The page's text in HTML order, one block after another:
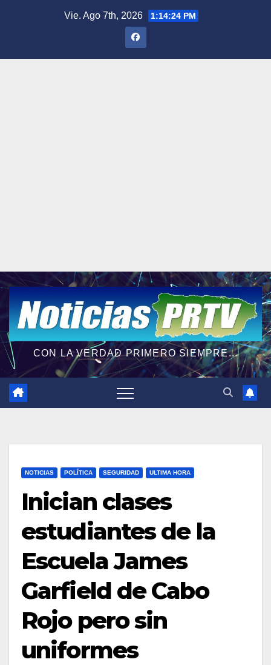
Vie. Ago 7th, 2026 1:14:25 PM
CON LA VERDAD PRIMERO SIEMPRE...
NOTICIAS POLÍTICA SEGURIDAD ULTIMA HORA
Inician clases
estudiantes de la
Escuela James
Garfield de Cabo
Rojo pero sin
uniformes